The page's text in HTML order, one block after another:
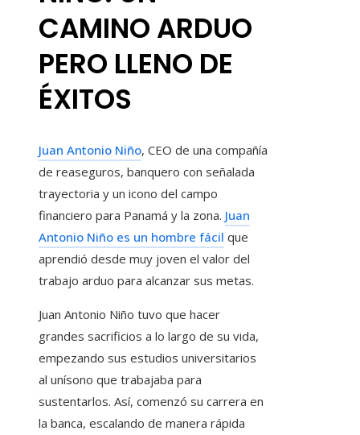
CAMINO ARDUO
PERO LLENO DE
ÉXITOS
Juan Antonio Niño, CEO de una compañía
de reaseguros, banquero con señalada
trayectoria y un icono del campo
financiero para Panamá y la zona. Juan
Antonio Niño es un hombre fácil que
aprendió desde muy joven el valor del
trabajo arduo para alcanzar sus metas.
Juan Antonio Niño tuvo que hacer
grandes sacrificios a lo largo de su vida,
empezando sus estudios universitarios
al unísono que trabajaba para
sustentarlos. Así, comenzó su carrera en
la banca, escalando de manera rápida